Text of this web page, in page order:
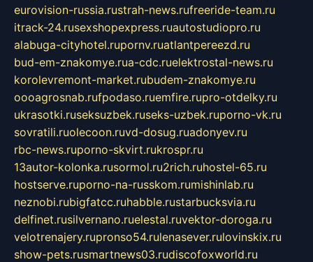
eurovision-russia.rustrah-news.rufreeride-team.ru
itrack-24.rusexshopexpress.ruautostudiopro.ru
alabuga-cityhotel.rupornv.ruatlantpereezd.ru
bud-em-znakomye.rua-cdc.ruelektrostal-news.ru
korolevremont-market.rubudem-znakomye.ru
oooagrosnab.rufpodaso.ruemfire.rupro-otdelky.ru
ukrasotki.ruseksuzbek.ruseks-uzbek.ruporno-vk.ru
sovratili.ruolecoon.ruvd-dosug.ruadonyev.ru
rbc-news.ruporno-skvirt.rukrospr.ru
13autor-kolonka.rusormol.ru2rich.ruhostel-65.ru
hostserve.ruporno-na-russkom.rumishinlab.ru
neznobi.rubigfatcc.ruhabble.rustarbucksvia.ru
delfinet.rusilvernano.ruelestal.ruvektor-doroga.ru
velotrenajery.rupronso54.rulenasever.rulovinskix.ru
show-pets.rusmartnews03.rudiscofoxworld.ru